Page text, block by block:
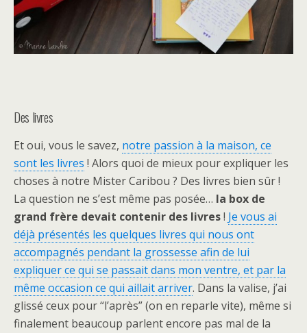
Des livres
Et oui, vous le savez, notre passion à la maison, ce
sont les livres ! Alors quoi de mieux pour expliquer les
choses à notre Mister Caribou ? Des livres bien sûr !
La question ne s’est même pas posée… la box de
grand frère devait contenir des livres! Je vous ai
déjà présentés les quelques livres qui nous ont
accompagnés pendant la grossesse afin de lui
expliquer ce qui se passait dans mon ventre, et par la
même occasion ce qui aillait arriver. Dans la valise, j’ai
glissé ceux pour “l’après” (on en reparle vite), même si
finalement beaucoup parlent encore pas mal de la